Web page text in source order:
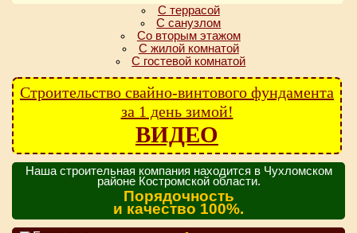
С террасой
С санузлом
Со вторым этажом
С жилой комнатой
С гостевой комнатой
Строительство свайно-винтового фундамента
за 1 день зимой!
ВИДЕО
Наша строительная компания находится в Чухломском
районе Костромской области.
Порядочность
и качество 100%.